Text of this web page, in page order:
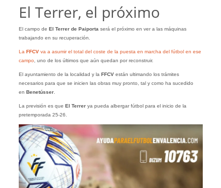
El Terrer, el próximo
El campo de El Terrer de Paiportaserá el próximo en ver a las máquinas
trabajando en su recuperación.
La FFCVva a asumir el total del coste de la puesta en marcha del fútbol en ese
campo, uno de los últimos que aún quedan por reconstruir.
El ayuntamiento de la localidad y la FFCVestán ultimando los trámites
necesarios para que se inicien las obras muy pronto, tal y como ha sucedido
en Benetússer.
La previsión es que El Terrer ya pueda albergar fútbol para el inicio de la
pretemporada 25-26.